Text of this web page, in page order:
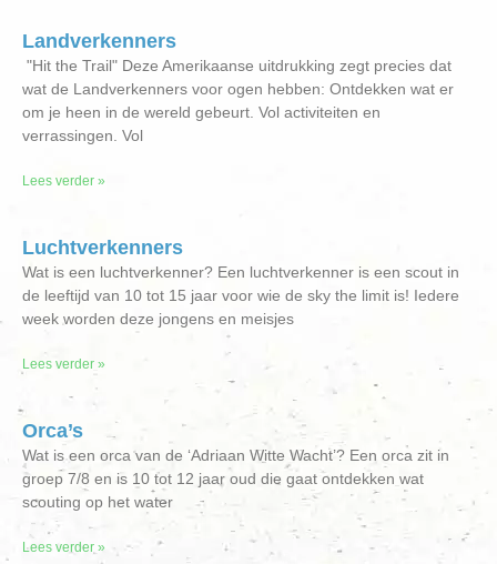
Landverkenners
"Hit the Trail" Deze Amerikaanse uitdrukking zegt precies dat
wat de Landverkenners voor ogen hebben: Ontdekken wat er
om je heen in de wereld gebeurt. Vol activiteiten en
verrassingen. Vol
Lees verder »
Luchtverkenners
Wat is een luchtverkenner? Een luchtverkenner is een scout in
de leeftijd van 10 tot 15 jaar voor wie de sky the limit is! Iedere
week worden deze jongens en meisjes
Lees verder »
Orca’s
Wat is een orca van de ‘Adriaan Witte Wacht’? Een orca zit in
groep 7/8 en is 10 tot 12 jaar oud die gaat ontdekken wat
scouting op het water
Lees verder »